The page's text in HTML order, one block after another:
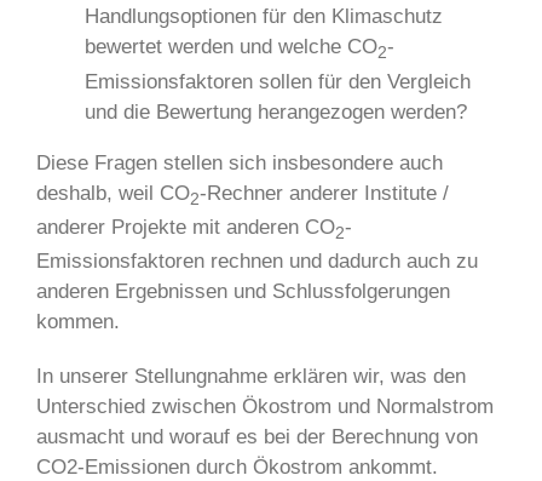
Handlungsoptionen für den Klimaschutz
bewertet werden und welche CO2-
Emissionsfaktoren sollen für den Vergleich
und die Bewertung herangezogen werden?
Diese Fragen stellen sich insbesondere auch
deshalb, weil CO2-Rechner anderer Institute /
anderer Projekte mit anderen CO2-
Emissionsfaktoren rechnen und dadurch auch zu
anderen Ergebnissen und Schlussfolgerungen
kommen.
In unserer Stellungnahme erklären wir, was den
Unterschied zwischen Ökostrom und Normalstrom
ausmacht und worauf es bei der Berechnung von
CO2-Emissionen durch Ökostrom ankommt.